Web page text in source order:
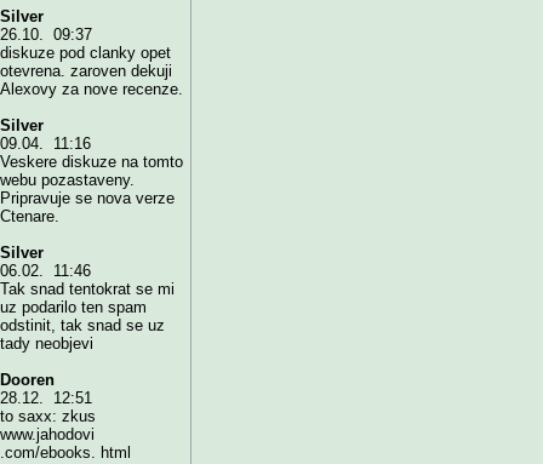
Silver
26.10. 09:37
diskuze pod clanky opet
otevrena. zaroven dekuji
Alexovy za nove recenze.
Silver
09.04. 11:16
Veskere diskuze na tomto
webu pozastaveny.
Pripravuje se nova verze
Ctenare.
Silver
06.02. 11:46
Tak snad tentokrat se mi
uz podarilo ten spam
odstinit, tak snad se uz
tady neobjevi
Dooren
28.12. 12:51
to saxx: zkus
www.jahodovi
.com/ebooks. html